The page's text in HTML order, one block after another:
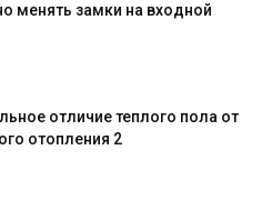
менять замки на входной
отличие теплого пола от
отопления 2